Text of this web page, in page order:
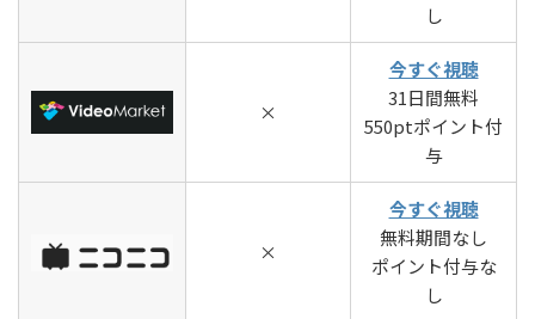
し
×
今すぐ視聴
31日間無料
550ptポイント付
与
×
今すぐ視聴
無料期間なし
ポイント付与な
し